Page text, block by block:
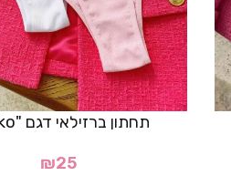
תחתון ברזילאי דגם "Reiko"
₪25